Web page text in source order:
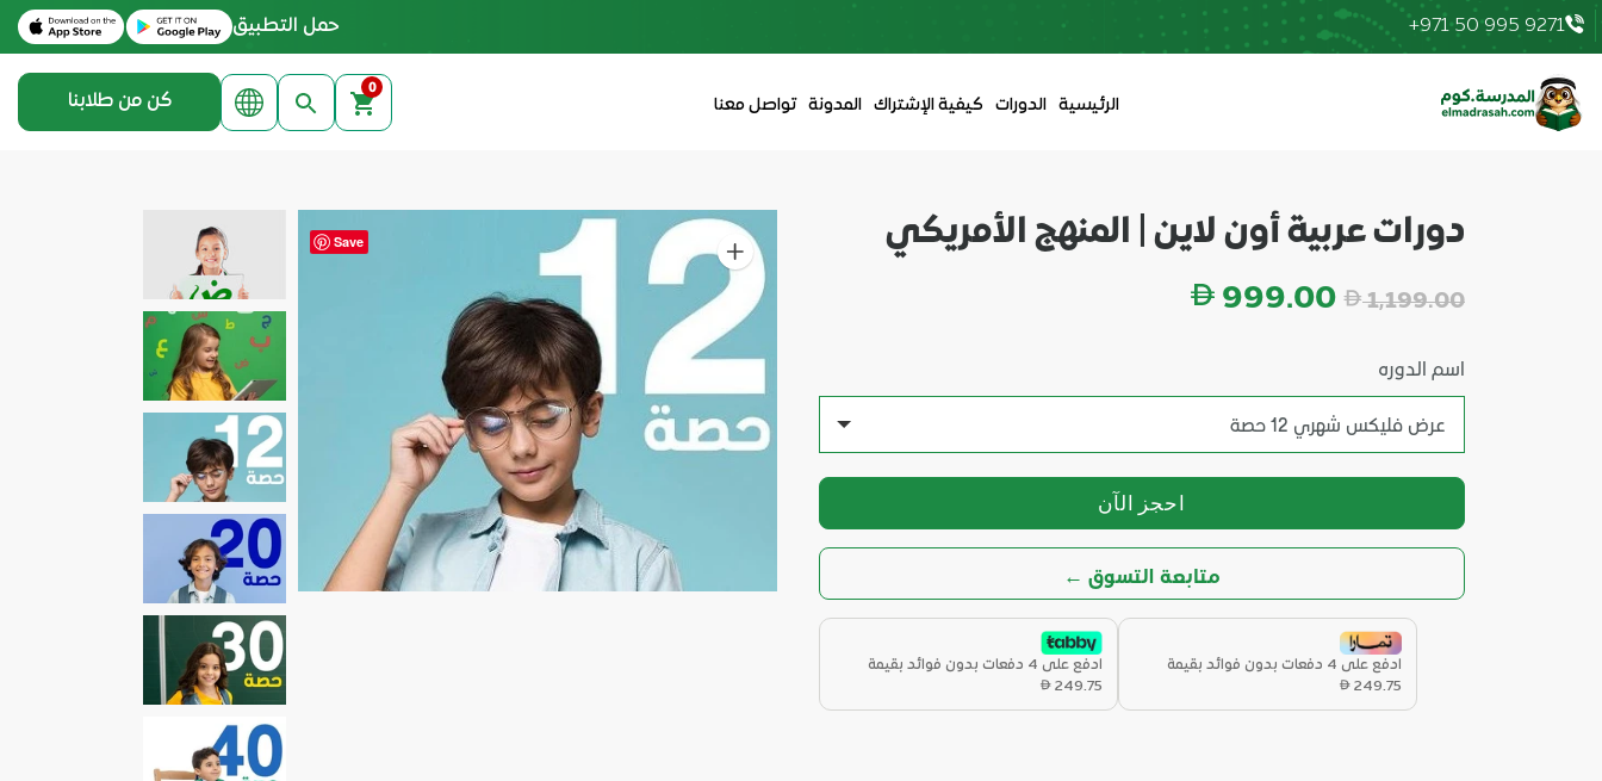
Download on the Apple App Store
Get it on Google Play
حمل التطبيق +971 50 995 9271
تواصل معنا المدونة كيفية الإشتراك الدورات الرئيسية
0
كن من طلابنا
Save دورات عربية أون لاين | المنهج الأمريكي
999.00السعر
1,199.00
999.00 AED |
اسم الدوره
احجز الآن
← متابعة التسوق
ادفع على 4 دفعات بدون فوائد بقيمة
249.75
ادفع على 4 دفعات بدون فوائد بقيمة
249.75